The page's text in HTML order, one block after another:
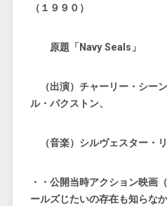
（１９９０）
原題「Navy Seals」
（出演）チャーリー・シー
ル・パクストン、
（音楽）シルヴェスター・
・・公開当時アクション映画
ールズじたいの存在も知らな